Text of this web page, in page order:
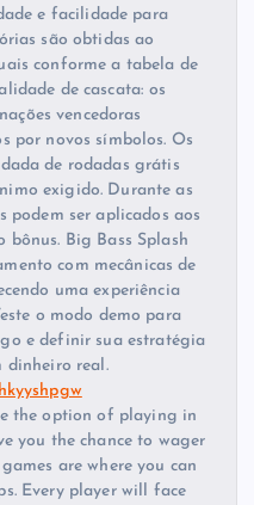
e facilidade para
são obtidas ao
conforme a tabela de
de cascata: os
vencedoras
por novos símbolos. Os
de rodadas grátis
exigido. Durante as
podem ser aplicados aos
bônus. Big Bass Splash
com mecânicas de
uma experiência
o modo demo para
e definir sua estratégia
dinheiro real.
the option of playing in
you the chance to wager
are where you can
Every player will face